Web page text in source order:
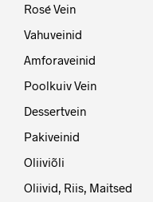
Rosé Vein
Vahuveinid
Amforaveinid
Poolkuiv Vein
Dessertvein
Pakiveinid
Oliiviõli
Oliivid, Riis, Maitsed